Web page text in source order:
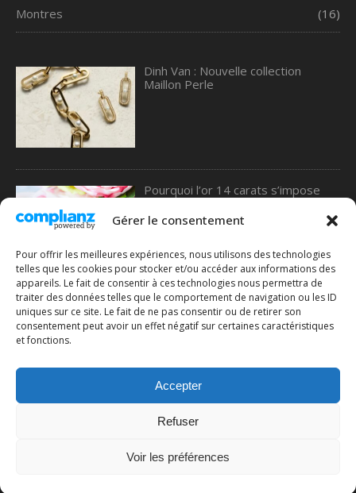
Gérer le consentement
Pour offrir les meilleures expériences, nous utilisons des technologies
telles que les cookies pour stocker et/ou accéder aux informations des
appareils. Le fait de consentir à ces technologies nous permettra de
traiter des données telles que le comportement de navigation ou les ID
uniques sur ce site. Le fait de ne pas consentir ou de retirer son
consentement peut avoir un effet négatif sur certaines caractéristiques
et fonctions.
Accepter
Refuser
Voir les préférences
Montres (16)
Dinh Van : Nouvelle collection
Maillon Perle
Pourquoi l’or 14 carats s’impose
comme le meilleur choix pour les
alliances, selon une étude de 77
Diamonds
Comment choisir une bague en or :
le guide complet pour ne pas se
tromper
Copyright ©2026 Mon Petit Vendôme